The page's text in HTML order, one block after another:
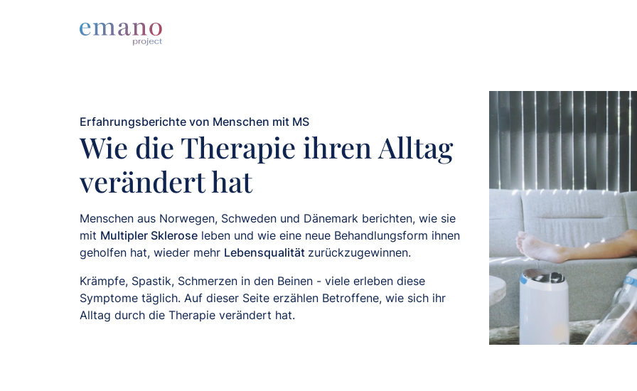
Erfahrungsberichte von Menschen mit MS
Wie die Therapie ihren Alltag
verändert hat
Menschen aus Norwegen, Schweden und Dänemark berichten, wie sie
mit Multipler Sklerose leben und wie eine neue Behandlungsform ihnen
geholfen hat, wieder mehr Lebensqualität zurückzugewinnen.
Krämpfe, Spastik, Schmerzen in den Beinen - viele erleben diese
Symptome täglich. Auf dieser Seite erzählen Betroffene, wie sich ihr
Alltag durch die Therapie verändert hat.